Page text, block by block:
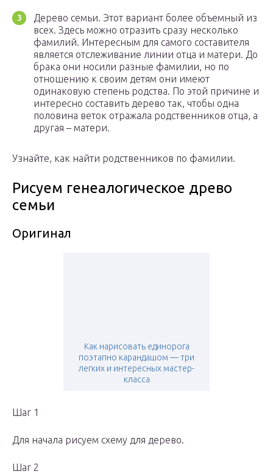
Дерево семьи. Этот вариант более объемный из
всех. Здесь можно отразить сразу несколько
фамилий. Интересным для самого составителя
является отслеживание линии отца и матери. До
брака они носили разные фамилии, но по
отношению к своим детям они имеют
одинаковую степень родства. По этой причине и
интересно составить дерево так, чтобы одна
половина веток отражала родственников отца, а
другая – матери.
Узнайте,­­ как найти родственников по фамилии.
Рисуем генеалогическое древо
семьи
Оригинал
Как нарисовать единорога
поэтапно карандашом — три
легких и интересных мастер-
класса
Шаг 1
Для начала рисуем схему для дерево.
Шаг 2